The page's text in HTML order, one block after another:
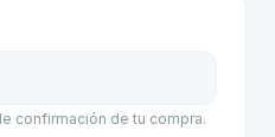
confirmación de tu compra.